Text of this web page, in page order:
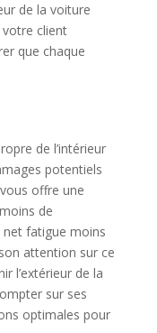
de la voiture
client
que chaque
de l’intérieur
potentiels
offre une
de
net fatigue moins
attention sur ce
l’extérieur de la
sur ses
optimales pour